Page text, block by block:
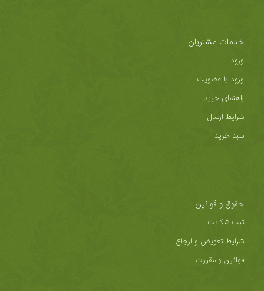
خدمات مشتریان
ورود
ورود یا عضویت
راهنمای خرید
شرایط ارسال
سبد خرید
حقوق و قوانین
ثبت شکایت
شرایط تعویض و ارجاع
قوانین و مقررات